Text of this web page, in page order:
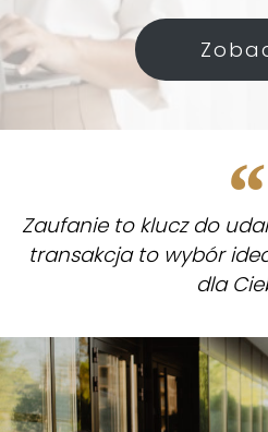
Zaufanie to klucz do
transakcja to wybór
dla